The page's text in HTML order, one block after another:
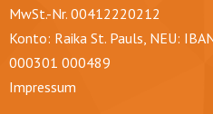
MwSt.-Nr. 00412220212
Konto: Raika St. Pauls, NEU:
000301 000489
Impressum